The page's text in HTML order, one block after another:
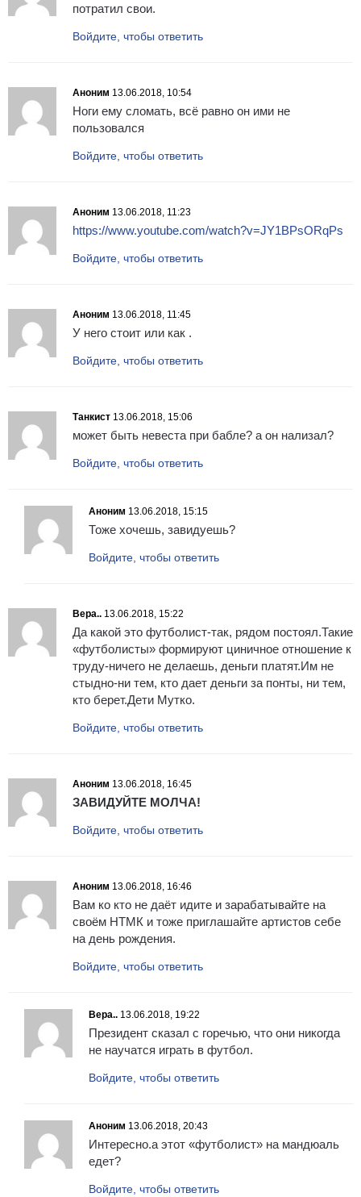
потратил свои.
Войдите, чтобы ответить
Аноним 13.06.2018, 10:54
Ноги ему сломать, всё равно он ими не
пользовался
Войдите, чтобы ответить
Аноним 13.06.2018, 11:23
https://www.youtube.com/watch?v=JY1BPsORqPs
Войдите, чтобы ответить
Аноним 13.06.2018, 11:45
У него стоит или как .
Войдите, чтобы ответить
Танкист 13.06.2018, 15:06
может быть невеста при бабле? а он нализал?
Войдите, чтобы ответить
Аноним 13.06.2018, 15:15
Тоже хочешь, завидуешь?
Войдите, чтобы ответить
Вера.. 13.06.2018, 15:22
Да какой это футболист-так, рядом постоял.Такие
«футболисты» формируют циничное отношение к
труду-ничего не делаешь, деньги платят.Им не
стыдно-ни тем, кто дает деньги за понты, ни тем,
кто берет.Дети Мутко.
Войдите, чтобы ответить
Аноним 13.06.2018, 16:45
ЗАВИДУЙТЕ МОЛЧА!
Войдите, чтобы ответить
Аноним 13.06.2018, 16:46
Вам ко кто не даёт идите и зарабатывайте на
своём НТМК и тоже приглашайте артистов себе
на день рождения.
Войдите, чтобы ответить
Вера.. 13.06.2018, 19:22
Президент сказал с горечью, что они никогда
не научатся играть в футбол.
Войдите, чтобы ответить
Аноним 13.06.2018, 20:43
Интересно.а этот «футболист» на мандюаль
едет?
Войдите, чтобы ответить